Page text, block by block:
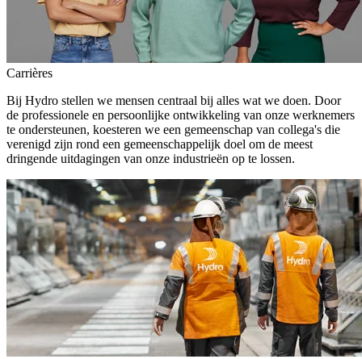
Carrières
Bij Hydro stellen we mensen centraal bij alles wat we doen. Door
de professionele en persoonlijke ontwikkeling van onze werknemers
te ondersteunen, koesteren we een gemeenschap van collega's die
verenigd zijn rond een gemeenschappelijk doel om de meest
dringende uitdagingen van onze industrieën op te lossen.